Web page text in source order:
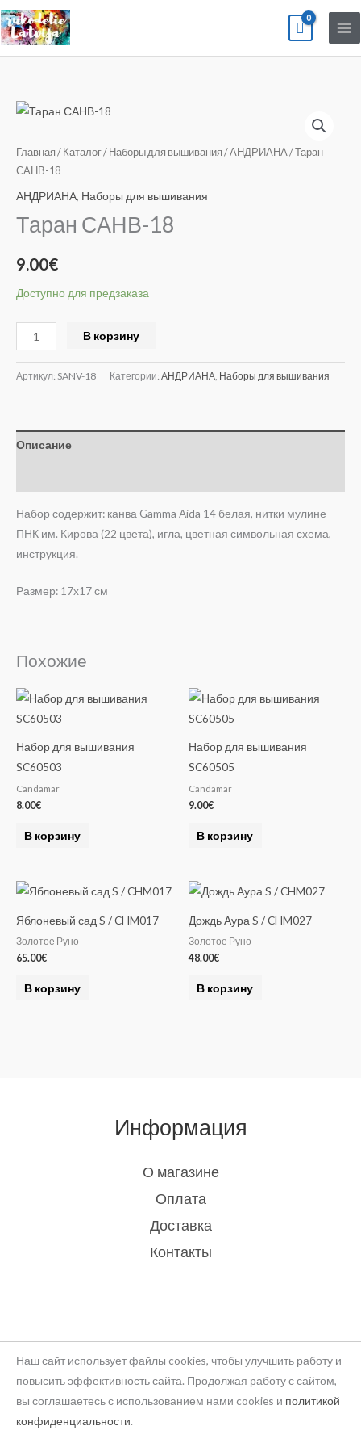
Перейти
к
содержимому
Главная / Каталог/ Наборы для вышивания /АНДРИАНА/ Таран
САНВ-18
АНДРИАНА, Наборы для вышивания
Таран САНВ-18
9.00€
Доступно для предзаказа
Количество
Таран
САНВ-18
В корзину
Артикул: SANV-18 Категории: АНДРИАНА Наборы для вышивания
Описание
Набор содержит: канва Gamma Aida 14 белая, нитки мулине
ПНК им. Кирова (22 цвета), игла, цветная символьная схема,
инструкция.
Размер: 17х17 см
Похожие
Набор для вышивания
SC60503
Candamar
8.00€
В корзину
Набор для вышивания
SC60505
Candamar
9.00€
В корзину
Яблоневый сад S / CHM017
Золотое Руно
65.00€
В корзину
Дождь Аура S / CHM027
Золотое Руно
48.00€
В корзину
Информация
О магазине
Оплата
Доставка
Контакты
Наш сайт использует файлы cookies, чтобы улучшить работу и
повысить эффективность сайта. Продолжая работу с сайтом,
вы соглашаетесь с использованием нами cookies и политикой
конфиденциальности.